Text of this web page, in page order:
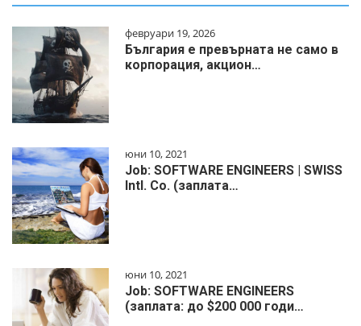
февруари 19, 2026
България е превърната не само в
корпорация, акцион…
юни 10, 2021
Job: SOFTWARE ENGINEERS | SWISS
Intl. Co. (заплата…
юни 10, 2021
Job: SOFTWARE ENGINEERS
(заплата: до $200 000 годи…